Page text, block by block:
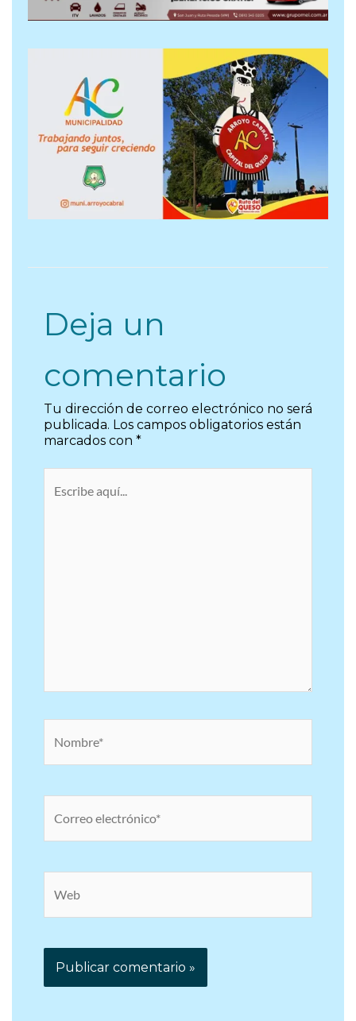
Deja un
comentario
Tu dirección de correo electrónico no será
publicada. Los campos obligatorios están
marcados con *
electrónico*